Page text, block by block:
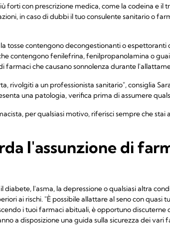
forti con prescrizione medica, come la codeina e il
in caso di dubbi il tuo consulente sanitario o
tosse contengono decongestionanti o
contengono fenilefrina, fenilpropanolamina o
farmaci che causano sonnolenza durante
rivolgiti a un professionista sanitario", consiglia
una patologia, verifica prima di assumere
per qualsiasi motivo, riferisci sempre che
l'assunzione di
diabete, l'asma, la depressione o qualsiasi altra
ai rischi. "È possibile allattare al seno con quasi
i tuoi farmaci abituali, è opportuno discuterne
a disposizione una guida sulla sicurezza dei vari